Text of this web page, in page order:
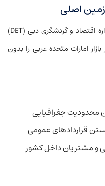
اصلی
شرکت‌های سرزمین اصلی تحت مجوز اداره اقتصاد و گردشگری دبی (DET)
امارات متحده عربی را بدون
محدودیت جغرافیایی
قراردادهای عمومی
و مشتریان داخل کشور